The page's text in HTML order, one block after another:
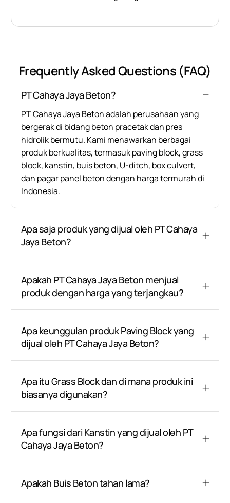
Frequently Asked Questions (FAQ)
PT Cahaya Jaya Beton?
PT Cahaya Jaya Beton adalah perusahaan yang
bergerak di bidang beton pracetak dan pres
hidrolik bermutu. Kami menawarkan berbagai
produk berkualitas, termasuk paving block, grass
block, kanstin, buis beton, U-ditch, box culvert,
dan pagar panel beton dengan harga termurah di
Indonesia.
Apa saja produk yang dijual oleh PT Cahaya
Jaya Beton?
Apakah PT Cahaya Jaya Beton menjual
produk dengan harga yang terjangkau?
Apa keunggulan produk Paving Block yang
dijual oleh PT Cahaya Jaya Beton?
Apa itu Grass Block dan di mana produk ini
biasanya digunakan?
Apa fungsi dari Kanstin yang dijual oleh PT
Cahaya Jaya Beton?
Apakah Buis Beton tahan lama?